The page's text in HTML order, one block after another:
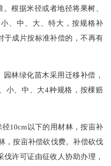
根据米径或者地径将果树、
、中、大、特大，按规格补
于成片按标准补偿的，不再有
林绿化苗木采用迁移补偿，
小、中、大4种规格，按棵赔
10cm以下的用材林，按亩补
，按亩补偿砍伐费。补偿砍伐
许可证由征收人协助办理，